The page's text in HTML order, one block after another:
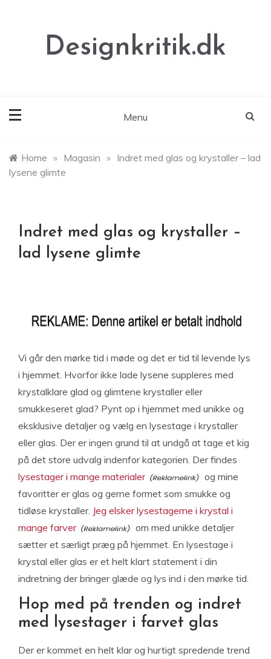
Designkritik.dk
Menu
Home » Magasin » Indret med glas og krystaller – lad
lysene glimte
Indret med glas og krystaller –
lad lysene glimte
Vi går den mørke tid i møde og det er tid til levende lys
i hjemmet. Hvorfor ikke lade lysene suppleres med
krystalklare glad og glimtene krystaller eller
smukkeseret glad? Pynt op i hjemmet med unikke og
eksklusive detaljer og vælg en lysestage i krystaller
eller glas. Der er ingen grund til at undgå at tage et kig
på det store udvalg indenfor kategorien. Der findes
lysestager i mange materialer
og mine
favoritter er glas og gerne formet som smukke og
tidløse krystaller. Jeg elsker lysestagerne i krystal i
mange farver
om med unikke detaljer
sætter et særligt præg på hjemmet. En lysestage i
krystal eller glas er et helt klart statement i din
indretning der bringer glæde og lys ind i den mørke tid.
Hop med på trenden og indret
med lysestager i farvet glas
Der er kommet en helt klar og hurtigt spredende trend